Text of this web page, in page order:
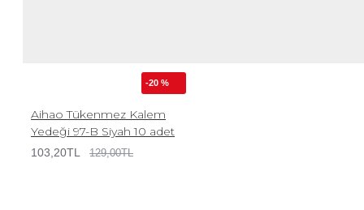
-20 %
Aihao Tükenmez Kalem
Yedeği 97-B Siyah 10 adet
103,20TL 129,00TL